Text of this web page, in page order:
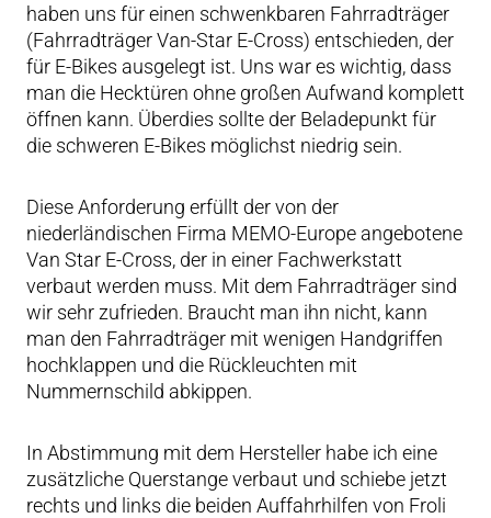
haben uns für einen schwenkbaren Fahrradträger
(Fahrradträger Van-Star E-Cross) entschieden, der
für E-Bikes ausgelegt ist. Uns war es wichtig, dass
man die Hecktüren ohne großen Aufwand komplett
öffnen kann. Überdies sollte der Beladepunkt für
die schweren E-Bikes möglichst niedrig sein.
Diese Anforderung erfüllt der von der
niederländischen Firma MEMO-Europe angebotene
Van Star E-Cross, der in einer Fachwerkstatt
verbaut werden muss. Mit dem Fahrradträger sind
wir sehr zufrieden. Braucht man ihn nicht, kann
man den Fahrradträger mit wenigen Handgriffen
hochklappen und die Rückleuchten mit
Nummernschild abkippen.
In Abstimmung mit dem Hersteller habe ich eine
zusätzliche Querstange verbaut und schiebe jetzt
rechts und links die beiden Auffahrhilfen von Froli